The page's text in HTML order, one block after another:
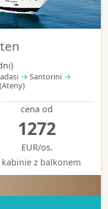
Santorini
cena od
1272
EUR/os.
kabinie z balkonem